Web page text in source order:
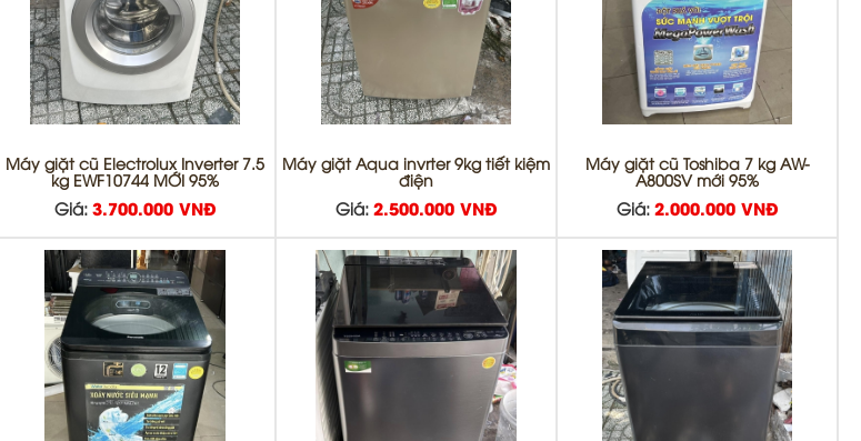
Máy giặt cũ Electrolux Inverter 7.5
kg EWF10744 MỚI 95%
Giá: 3.700.000 VNĐ
Máy giặt Aqua invrter 9kg tiết kiệm
điện
Giá: 2.500.000 VNĐ
Máy giặt cũ Toshiba 7 kg AW-
A800SV mới 95%
Giá: 2.000.000 VNĐ